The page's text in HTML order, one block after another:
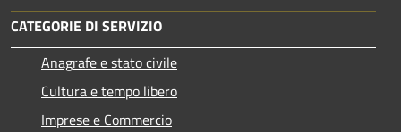
CATEGORIE DI SERVIZIO
Anagrafe e stato civile
Cultura e tempo libero
Imprese e Commercio